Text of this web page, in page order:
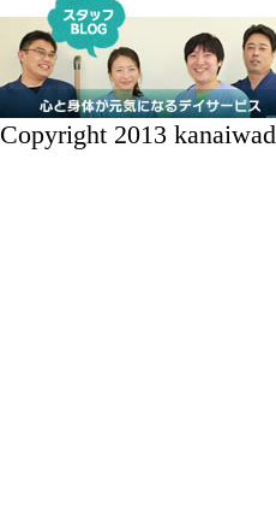
Copyright 2013